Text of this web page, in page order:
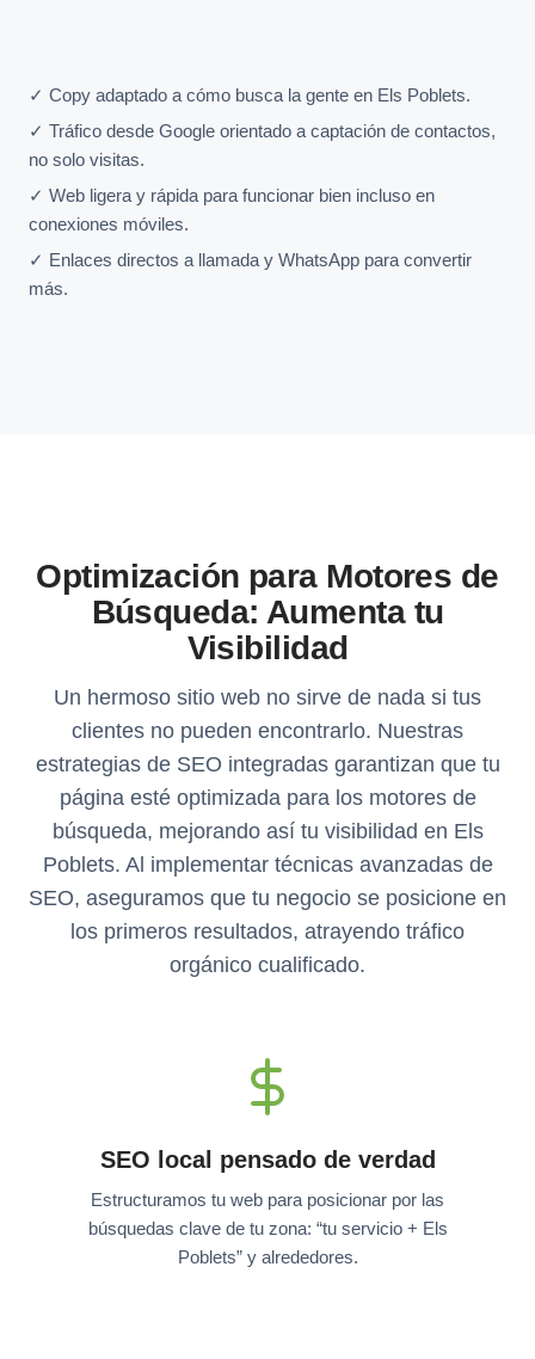
✓ Copy adaptado a cómo busca la gente en Els Poblets.
✓ Tráfico desde Google orientado a captación de contactos,
no solo visitas.
✓ Web ligera y rápida para funcionar bien incluso en
conexiones móviles.
✓ Enlaces directos a llamada y WhatsApp para convertir
más.
Optimización para Motores de
Búsqueda: Aumenta tu
Visibilidad
Un hermoso sitio web no sirve de nada si tus
clientes no pueden encontrarlo. Nuestras
estrategias de SEO integradas garantizan que tu
página esté optimizada para los motores de
búsqueda, mejorando así tu visibilidad en Els
Poblets. Al implementar técnicas avanzadas de
SEO, aseguramos que tu negocio se posicione en
los primeros resultados, atrayendo tráfico
orgánico cualificado.
SEO local pensado de verdad
Estructuramos tu web para posicionar por las
búsquedas clave de tu zona: “tu servicio + Els
Poblets” y alrededores.